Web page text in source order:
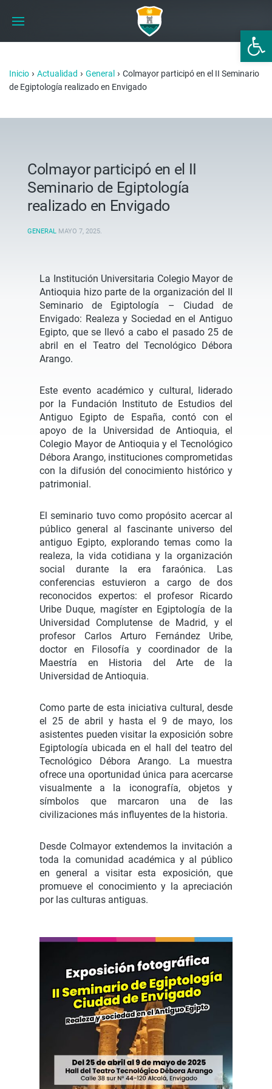
Abrir
Inicio › Actualidad › General › Colmayor participó en el II Seminario
de Egiptología realizado en Envigado
Colmayor participó en el II
Seminario de Egiptología
realizado en Envigado
GENERAL MAYO 7, 2025.
La Institución Universitaria Colegio Mayor de
Antioquia hizo parte de la organización del II
Seminario de Egiptología – Ciudad de
Envigado: Realeza y Sociedad en el Antiguo
Egipto, que se llevó a cabo el pasado 25 de
abril en el Teatro del Tecnológico Débora
Arango.
Este evento académico y cultural, liderado
por la Fundación Instituto de Estudios del
Antiguo Egipto de España, contó con el
apoyo de la Universidad de Antioquia, el
Colegio Mayor de Antioquia y el Tecnológico
Débora Arango, instituciones comprometidas
con la difusión del conocimiento histórico y
patrimonial.
El seminario tuvo como propósito acercar al
público general al fascinante universo del
antiguo Egipto, explorando temas como la
realeza, la vida cotidiana y la organización
social durante la era faraónica. Las
conferencias estuvieron a cargo de dos
reconocidos expertos: el profesor Ricardo
Uribe Duque, magíster en Egiptología de la
Universidad Complutense de Madrid, y el
profesor Carlos Arturo Fernández Uribe,
doctor en Filosofía y coordinador de la
Maestría en Historia del Arte de la
Universidad de Antioquia.
Como parte de esta iniciativa cultural, desde
el 25 de abril y hasta el 9 de mayo, los
asistentes pueden visitar la exposición sobre
Egiptología ubicada en el hall del teatro del
Tecnológico Débora Arango. La muestra
ofrece una oportunidad única para acercarse
visualmente a la iconografía, objetos y
símbolos que marcaron una de las
civilizaciones más influyentes de la historia.
Desde Colmayor extendemos la invitación a
toda la comunidad académica y al público
en general a visitar esta exposición, que
promueve el conocimiento y la apreciación
por las culturas antiguas.